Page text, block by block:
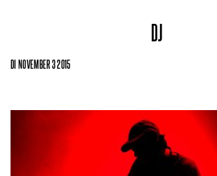
DJ
DI NOVEMBER 3 2015